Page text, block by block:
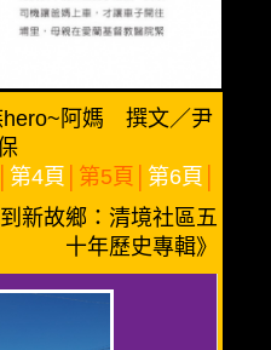
hero~阿媽 撰文／尹
第4頁 │第5頁│ 第6頁
新故鄉：清境社區五
十年歷史專輯》